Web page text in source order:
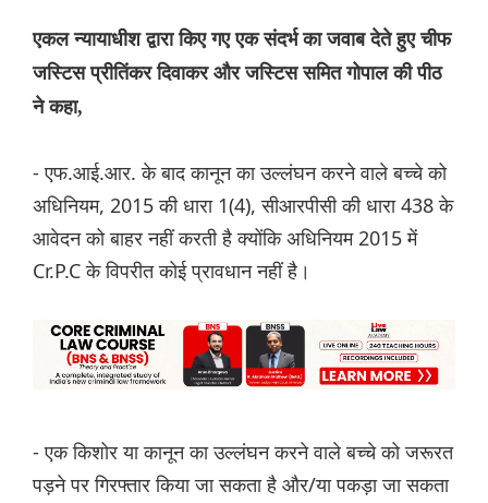
एकल न्यायाधीश द्वारा किए गए एक संदर्भ का जवाब देते हुए चीफ
जस्टिस प्रीतिंकर दिवाकर और जस्टिस समित गोपाल की पीठ
ने कहा,
- एफ.आई.आर. के बाद कानून का उल्लंघन करने वाले बच्चे को
अधिनियम, 2015 की धारा 1(4), सीआरपीसी की धारा 438 के
आवेदन को बाहर नहीं करती है क्योंकि अधिनियम 2015 में
Cr.P.C के विपरीत कोई प्रावधान नहीं है।
- एक किशोर या कानून का उल्लंघन करने वाले बच्चे को जरूरत
पड़ने पर गिरफ्तार किया जा सकता है और/या पकड़ा जा सकता